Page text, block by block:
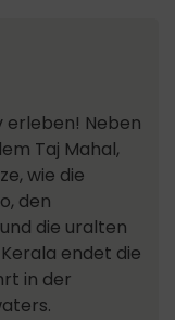
erleben! Neben
Taj Mahal,
wie die
den
die uralten
endet die
in der